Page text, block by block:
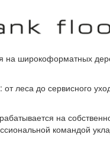
на широкоформатных
леса до сервисного
на
командой